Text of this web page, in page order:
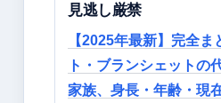
見逃し厳禁
【2025年最新】完全ま
ト・ブランシェットの
家族、身長・年齢・現